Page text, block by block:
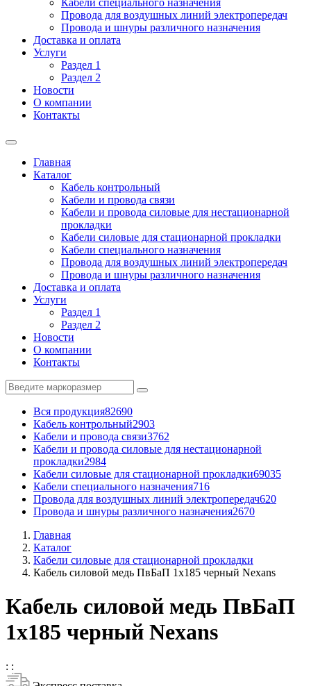
Кабели специального назначения
Провода для воздушных линий электропередач
Провода и шнуры различного назначения
Доставка и оплата
Услуги
Раздел 1
Раздел 2
Новости
О компании
Контакты
Главная
Каталог
Кабель контрольный
Кабели и провода связи
Кабели и провода силовые для нестационарной
прокладки
Кабели силовые для стационарной прокладки
Кабели специального назначения
Провода для воздушных линий электропередач
Провода и шнуры различного назначения
Доставка и оплата
Услуги
Раздел 1
Раздел 2
Новости
О компании
Контакты
Вся продукция82690
Кабель контрольный2903
Кабели и провода связи3762
Кабели и провода силовые для нестационарной
прокладки2984
Кабели силовые для стационарной прокладки69035
Кабели специального назначения716
Провода для воздушных линий электропередач620
Провода и шнуры различного назначения2670
Главная
Каталог
Кабели силовые для стационарной прокладки
Кабель силовой медь ПвБаП 1x185 черный Nexans
Кабель силовой медь ПвБаП
1x185 черный Nexans
: :